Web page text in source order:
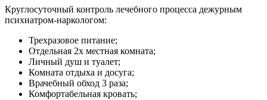
Круглосуточный контроль лечебного процесса дежурным
психиатром-наркологом:
Трехразовое питание;
Отдельная 2х местная комната;
Личный душ и туалет;
Комната отдыха и досуга;
Врачебный обход 3 раза;
Комфортабельная кровать;